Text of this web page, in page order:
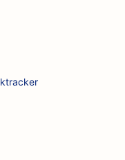
stravovaním